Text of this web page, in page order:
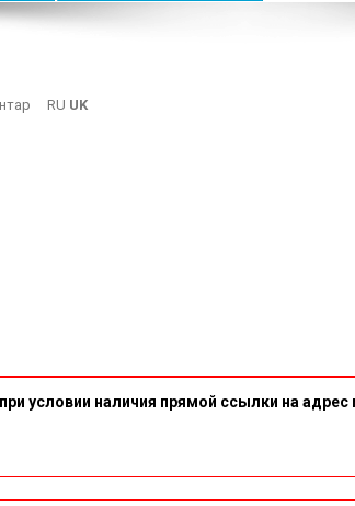
RU UK
условии наличия прямой ссылки на адрес